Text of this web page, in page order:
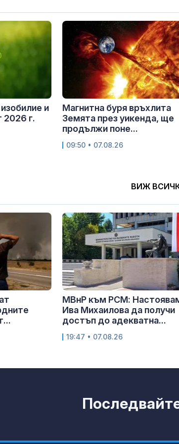
и
2026 г.
Магнитна буря връхлита
Земята през уикенда, ще
продължи поне...
09:50 • 07.08.26
ВИЖ
МВнР към РСМ:
Ива Михаилова да получи
достъп до адекватна...
19:47 • 07.08.26